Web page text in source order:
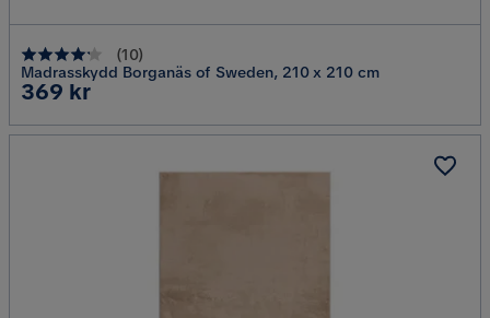
(10)
Madrasskydd Borganäs of Sweden, 210 x 210 cm
Pris
369 kr